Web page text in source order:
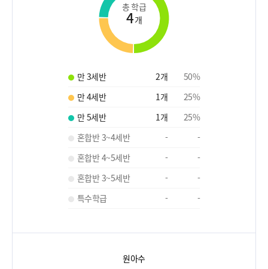
총 학급
4개
만 3세반 2개 50%
만 4세반
1개 25%
만 5세반
1개 25%
혼합반 3~4세반
-
-
혼합반 4~5세반
-
-
혼합반 3~5세반
-
-
특수학급
- -
원아수